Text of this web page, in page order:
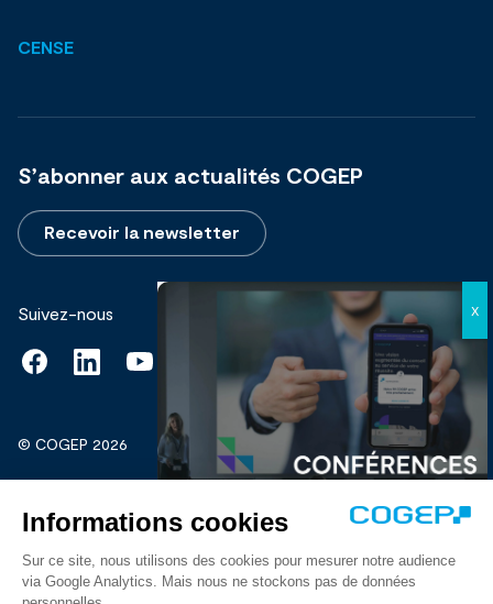
CENSE
S’abonner aux actualités COGEP
Recevoir la newsletter
Suivez-nous
© COGEP 2026
Protection de vos données personnelles
Crédits
Découvrir